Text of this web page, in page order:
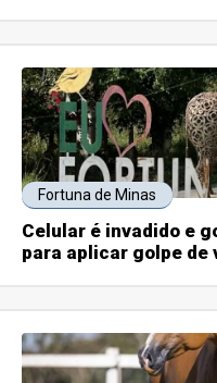
Fortuna de Minas
Celular é invadido e
para aplicar golpe de